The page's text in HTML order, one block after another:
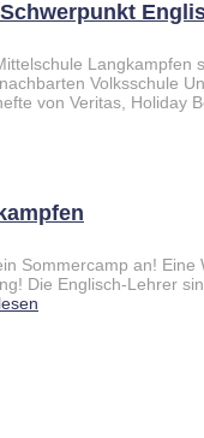
Schwerpunkt
Langkampfen
Volksschule
von Veritas, Holiday
Sommercamp an!
Die Englisch-Lehrer